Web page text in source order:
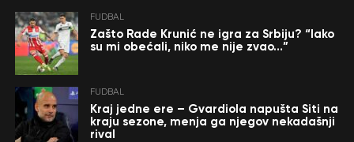
FUDBAL
Zašto Rade Krunić ne igra za Srbiju? “Iako
su mi obećali, niko me nije zvao…”
FUDBAL
Kraj jedne ere – Gvardiola napušta Siti na
kraju sezone, menja ga njegov nekadašnji
rival